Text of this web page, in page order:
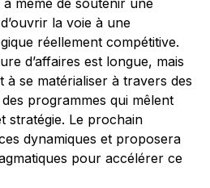
même de soutenir une
la voie à une
réellement compétitive.
d’affaires est longue, mais
à se matérialiser à travers des
programmes qui mêlent
stratégie. Le prochain
dynamiques et proposera
pour accélérer ce